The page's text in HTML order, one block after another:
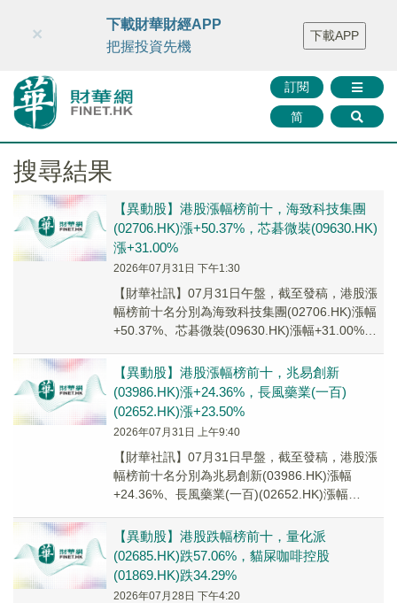
財華智庫網 FINTV FINMETA 財華證券 媒體矩陣
智庫沙龍
聯絡我們
訂閱
简
×
下載財華財經APP
把握投資先機
下載APP
搜尋結果
【異動股】港股漲幅榜前十，海致科技集團
(02706.HK)漲+50.37%，芯碁微裝(09630.HK)
漲+31.00%
2026年07月31日 下午1:30
【財華社訊】07月31日午盤，截至發稿，港股漲
幅榜前十名分別為海致科技集團(02706.HK)漲幅
+50.37%、芯碁微裝(09630.HK)漲幅+31.00%、
【異動股】港股漲幅榜前十，兆易創新
(03986.HK)漲+24.36%，長風藥業(一百)
(02652.HK)漲+23.50%
2026年07月31日 上午9:40
【財華社訊】07月31日早盤，截至發稿，港股漲
幅榜前十名分別為兆易創新(03986.HK)漲幅
+24.36%、長風藥業(一百)(02652.HK)漲幅
【異動股】港股跌幅榜前十，量化派
(02685.HK)跌57.06%，貓屎咖啡控股
(01869.HK)跌34.29%
2026年07月28日 下午4:20